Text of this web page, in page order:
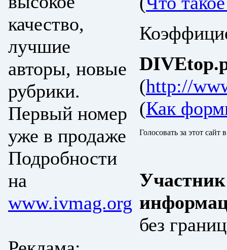
качество,
лучшие
авторы, новые
рубрики.
Первый номер
уже в продаже
Подробности
на
www.ivmag.org
(http://
(Как
Голосовать за этот сайт
без